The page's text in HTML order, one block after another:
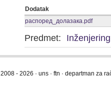
Dodatak
распоред_долазака.pdf
Predmet:
2008 - 2026 · uns · ftn · departman za